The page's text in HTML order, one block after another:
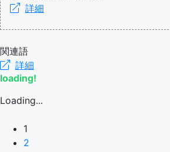
詳細
関連語
詳細
loading!
Loading...
1
2